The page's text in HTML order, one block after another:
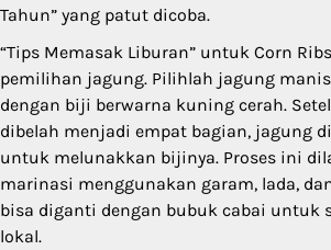
Tahun” yang patut dicoba.
“Tips Memasak Liburan” untuk Corn
pemilihan jagung. Pilihlah jagung
dengan biji berwarna kuning cerah.
dibelah menjadi empat bagian, jagung
untuk melunakkan bijinya. Proses ini
marinasi menggunakan garam, lada,
bisa diganti dengan bubuk cabai untuk
lokal.